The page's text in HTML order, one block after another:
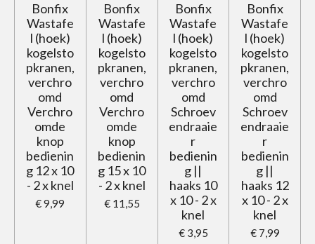
Bonfix
Wastafe
l (hoek)
kogelsto
pkranen,
verchro
omd
Verchro
omde
knop
bedienin
g 12 x 10
- 2 x knel
€ 9,99
Bonfix
Wastafe
l (hoek)
kogelsto
pkranen,
verchro
omd
Verchro
omde
knop
bedienin
g 15 x 10
- 2 x knel
€ 11,55
Bonfix
Wastafe
l (hoek)
kogelsto
pkranen,
verchro
omd
Schroev
endraaie
r
bedienin
g ||
haaks 10
x 10 - 2 x
knel
€ 3,95
Bonfix
Wastafe
l (hoek)
kogelsto
pkranen,
verchro
omd
Schroev
endraaie
r
bedienin
g ||
haaks 12
x 10 - 2 x
knel
€ 7,99